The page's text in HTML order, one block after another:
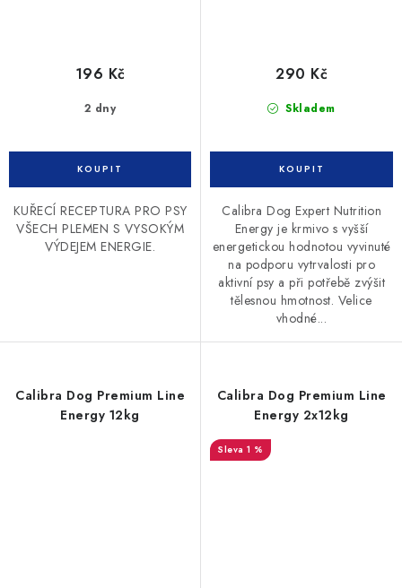
2 dny
196 Kč
KUŘECÍ RECEPTURA PRO PSY
VŠECH PLEMEN S VYSOKÝM
VÝDEJEM ENERGIE.
Skladem
290 Kč
Calibra Dog Expert Nutrition
Energy je krmivo s vyšší
energetickou hodnotou vyvinuté
na podporu vytrvalosti pro
aktivní psy a při potřebě zvýšit
tělesnou hmotnost. Velice
vhodné...
Calibra Dog Premium Line
Energy 12kg
Calibra Dog Premium Line
Energy 2x12kg
1 %